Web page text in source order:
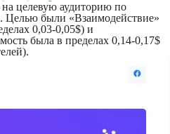
целевую аудиторию по
Целью были «Взаимодействие»
0,03-0,05$) и
была в пределах 0,14-0,17$